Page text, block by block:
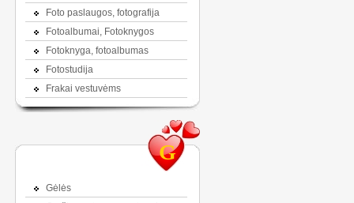
Foto paslaugos, fotografija
Fotoalbumai, Fotoknygos
Fotoknyga, fotoalbumas
Fotostudija
Frakai vestuvėms
G
Gėlės